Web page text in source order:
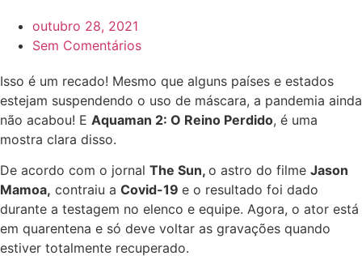
outubro 28, 2021
Sem Comentários
Isso é um recado! Mesmo que alguns países e estados
estejam suspendendo o uso de máscara, a pandemia ainda
não acabou! E Aquaman 2: O Reino Perdido, é uma
mostra clara disso.
De acordo com o jornal The Sun, o astro do filme Jason
Mamoa, contraiu a Covid-19 e o resultado foi dado
durante a testagem no elenco e equipe. Agora, o ator está
em quarentena e só deve voltar as gravações quando
estiver totalmente recuperado.